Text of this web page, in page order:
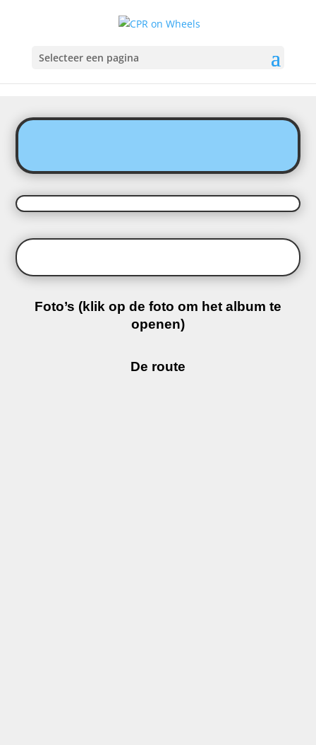
Selecteer een pagina
Foto’s (klik op de foto om het album te
openen)
De route